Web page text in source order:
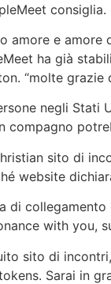
amore e
ha già
“molte grazie
negli
compagno
sito di
website
di
with you,
sito di
Sarai in